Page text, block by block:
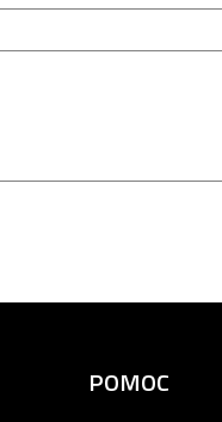
POMOC